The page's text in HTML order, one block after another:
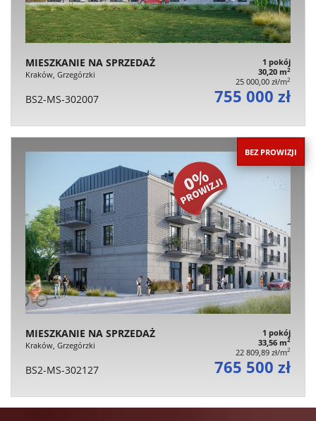
MIESZKANIE NA SPRZEDAŻ
Kraków, Grzegórzki
1 pokój
30,20 m2
25 000,00 zł/m2
BS2-MS-302007 755 000 zł
BEZ PROWIZJI
MIESZKANIE NA SPRZEDAŻ
Kraków, Grzegórzki
1 pokój
33,56 m2
22 809,89 zł/m2
BS2-MS-302127 765 500 zł